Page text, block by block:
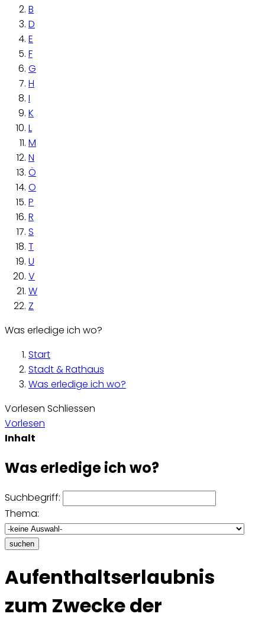
B
D
E
F
G
H
I
K
L
M
N
Ö
O
P
R
S
T
U
V
W
Z
Was erledige ich wo?
Start
Stadt & Rathaus
Was erledige ich wo?
Vorlesen Schliessen
Vorlesen
Inhalt
Was erledige ich wo?
Suchbegriff:
Thema:
suchen
Aufenthaltserlaubnis
zum Zwecke der